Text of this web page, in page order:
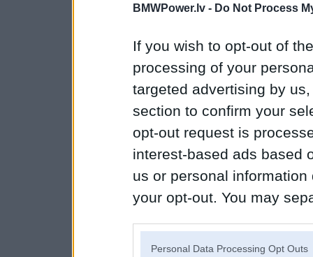
BMWPower.lv - Do Not Process
If you wish to opt-out of
processing of your
targeted advertising by
section to confirm your
opt-out request is
interest-based ads based
us or personal
your opt-out. You may
Personal Data Processing Opt Outs